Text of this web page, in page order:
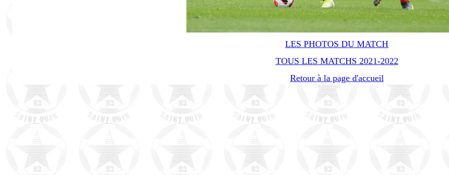
LES PHOTOS DU MATCH
TOUS LES MATCHS 2021-2022
Retour à la page d'accueil